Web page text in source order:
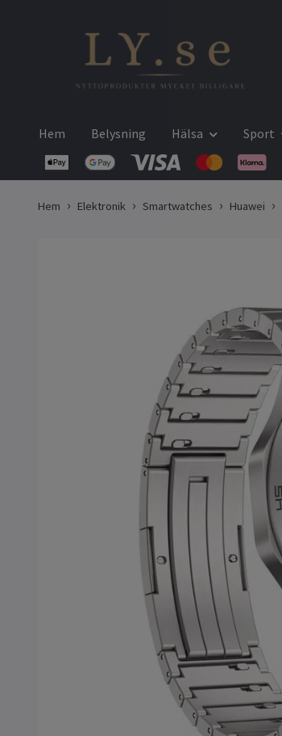
Hem Belysning Hälsa Sport
Hem Elektronik Smartwatches Huawei